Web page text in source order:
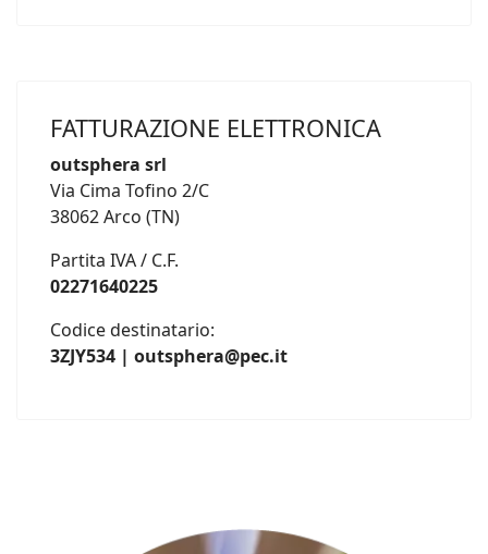
FATTURAZIONE ELETTRONICA
outsphera srl
Via Cima Tofino 2/C
38062 Arco (TN)
Partita IVA / C.F.
02271640225
Codice destinatario:
3ZJY534 | outsphera@pec.it